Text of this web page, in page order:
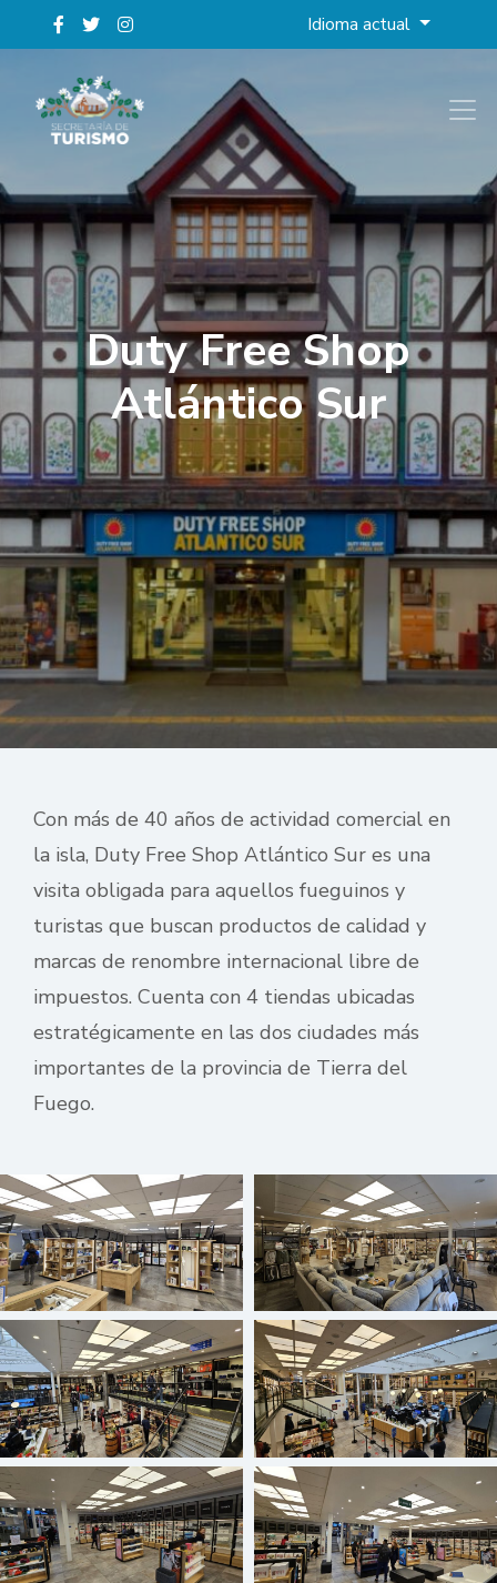
Idioma actual
Duty Free Shop
Atlántico Sur
Con más de 40 años de actividad comercial en
la isla, Duty Free Shop Atlántico Sur es una
visita obligada para aquellos fueguinos y
turistas que buscan productos de calidad y
marcas de renombre internacional libre de
impuestos. Cuenta con 4 tiendas ubicadas
estratégicamente en las dos ciudades más
importantes de la provincia de Tierra del
Fuego.